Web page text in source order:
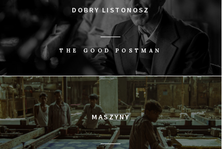
DOBRY LISTONOSZ
THE GOOD POSTMAN
MASZYNY